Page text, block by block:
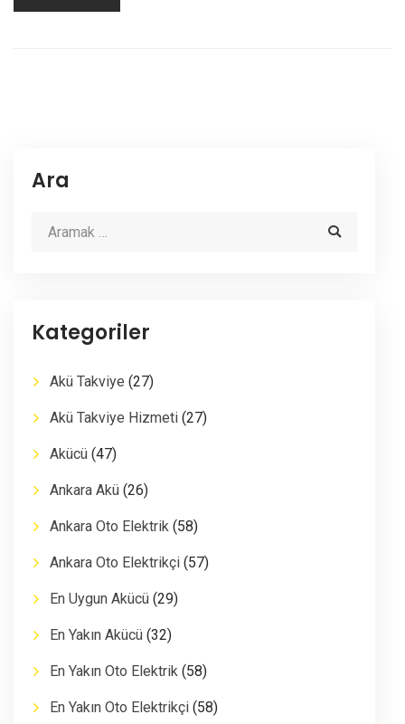
Ara
Kategoriler
Akü Takviye (27)
Akü Takviye Hizmeti (27)
Akücü (47)
Ankara Akü (26)
Ankara Oto Elektrik (58)
Ankara Oto Elektrikçi (57)
En Uygun Akücü (29)
En Yakın Akücü (32)
En Yakın Oto Elektrik (58)
En Yakın Oto Elektrikçi (58)